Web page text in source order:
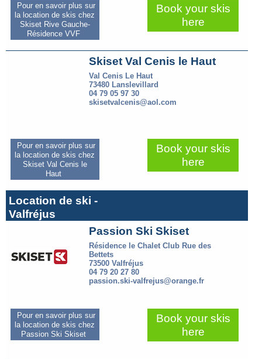
Pour en savoir plus sur
la location de skis chez
Skiset Rive Gauche-
Résidence VVF
Book your skis
here
Skiset Val Cenis le Haut
Val Cenis Le Haut
73480 Lanslevillard
04 79 05 97 30
skisetvalcenis@aol.com
Pour en savoir plus sur
la location de skis chez
Skiset Val Cenis le
Haut
Book your skis
here
Location de ski -
Valfréjus
Passion Ski Skiset
Résidence le Chalet Club Rue des
Bettets
73500 Valfréjus
04 79 20 27 80
passion.ski-valfrejus@orange.fr
Pour en savoir plus sur
la location de skis chez
Passion Ski Skiset
Book your skis
here